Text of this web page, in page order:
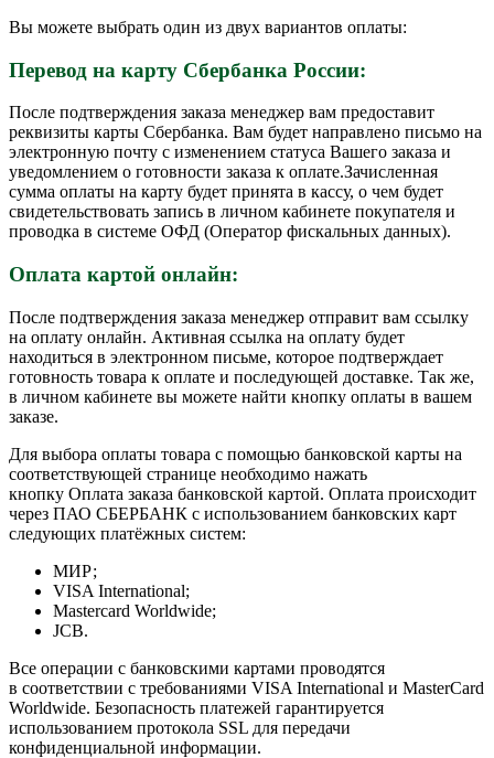
Вы можете выбрать один из двух вариантов оплаты:
Перевод на карту Сбербанка России:
После подтверждения заказа менеджер вам предоставит
реквизиты карты Сбербанка. Вам будет направлено письмо на
электронную почту с изменением статуса Вашего заказа и
уведомлением о готовности заказа к оплате.Зачисленная
сумма оплаты на карту будет принята в кассу, о чем будет
свидетельствовать запись в личном кабинете покупателя и
проводка в системе ОФД (Оператор фискальных данных).
Оплата картой онлайн:
После подтверждения заказа менеджер отправит вам ссылку
на оплату онлайн. Активная ссылка на оплату будет
находиться в электронном письме, которое подтверждает
готовность товара к оплате и последующей доставке. Так же,
в личном кабинете вы можете найти кнопку оплаты в вашем
заказе.
Для выбора оплаты товара с помощью банковской карты на
соответствующей странице необходимо нажать
кнопку Оплата заказа банковской картой. Оплата происходит
через ПАО СБЕРБАНК с использованием банковских карт
следующих платёжных систем:
МИР;
VISA International;
Mastercard Worldwide;
JCB.
Все операции с банковскими картами проводятся
в соответствии с требованиями VISA International и MasterCard
Worldwide. Безопасность платежей гарантируется
использованием протокола SSL для передачи
конфиденциальной информации.